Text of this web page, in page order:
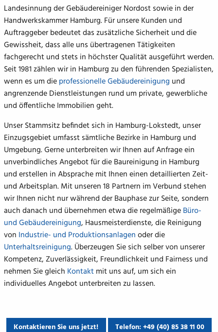
Landesinnung der Gebäudereiniger Nordost sowie in der
Handwerkskammer Hamburg. Für unsere Kunden und
Auftraggeber bedeutet das zusätzliche Sicherheit und die
Gewissheit, dass alle uns übertragenen Tätigkeiten
fachgerecht und stets in höchster Qualität ausgeführt werden.
Seit 1981 zählen wir in Hamburg zu den führenden Spezialisten,
wenn es um die professionelle Gebäudereinigung und
angrenzende Dienstleistungen rund um private, gewerbliche
und öffentliche Immobilien geht.
Unser Stammsitz befindet sich in Hamburg-Lokstedt, unser
Einzugsgebiet umfasst sämtliche Bezirke in Hamburg und
Umgebung. Gerne unterbreiten wir Ihnen auf Anfrage ein
unverbindliches Angebot für die Baureinigung in Hamburg
und erstellen in Absprache mit Ihnen einen detaillierten Zeit-
und Arbeitsplan. Mit unseren 18 Partnern im Verbund stehen
wir Ihnen nicht nur während der Bauphase zur Seite, sondern
auch danach und übernehmen etwa die regelmäßige Büro-
und Gebäudereinigung, Hausmeisterdienste, die Reinigung
von
Industrie- und Produktionsanlagen oder die
Unterhaltsreinigung. Überzeugen Sie sich selber von unserer
Kompetenz, Zuverlässigkeit, Freundlichkeit und Fairness und
nehmen Sie gleich Kontakt mit uns auf, um sich ein
individuelles Angebot unterbreiten zu lassen.
Kontaktieren Sie uns jetzt! Telefon: +49 (40) 85 38 11 00